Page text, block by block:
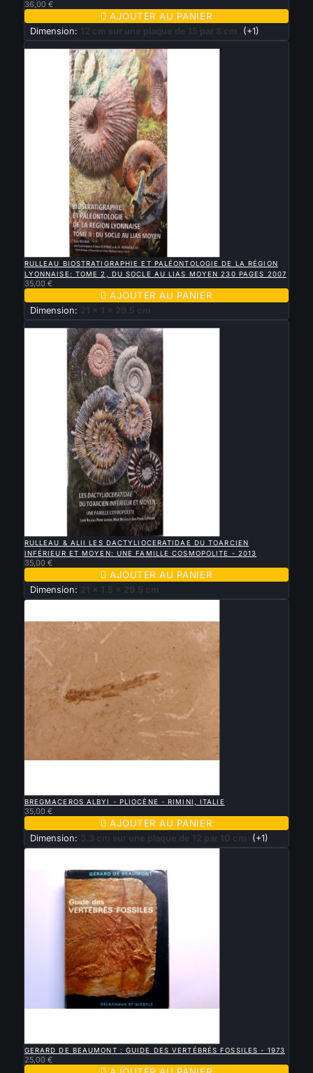
36,00 €
 AJOUTER AU PANIER
Dimension: 12 cm sur une plaque de 15 par 8 cm (+1)
Nouveau
APERÇU RAPIDE
RULLEAU BIOSTRATIGRAPHIE ET PALÉONTOLOGIE DE LA RÉGION
LYONNAISE: TOME 2, DU SOCLE AU LIAS MOYEN 230 PAGES 2007
35,00 €
 AJOUTER AU PANIER
Dimension: 21 x 1 x 29.5 cm
Nouveau
RULLEAU & ALII LES DACTYLIOCERATIDAE DU TOARCIEN
INFÉRIEUR ET MOYEN: UNE FAMILLE COSMOPOLITE - 2013
35,00 €
 AJOUTER AU PANIER
Dimension: 21 x 1.5 x 29.5 cm
BREGMACEROS ALBYI - PLIOCÈNE - RIMINI, ITALIE
35,00 €
 AJOUTER AU PANIER
Dimension: 3.3 cm sur une plaque de 12 par 10 cm (+1)
GERARD DE BEAUMONT : GUIDE DES VERTÉBRÉS FOSSILES - 1973
25,00 €